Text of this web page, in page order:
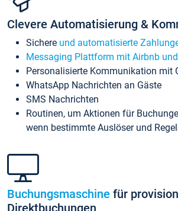
Clevere Automatisierung &
Sichere und automatisierte
Messaging Plattform mit Airbnb
Personalisierte Kommunikation mit
WhatsApp Nachrichten an Gäste
SMS Nachrichten
Routinen, um Aktionen für
wenn bestimmte Auslöser und
Buchungsmaschine für
Direktbuchungen